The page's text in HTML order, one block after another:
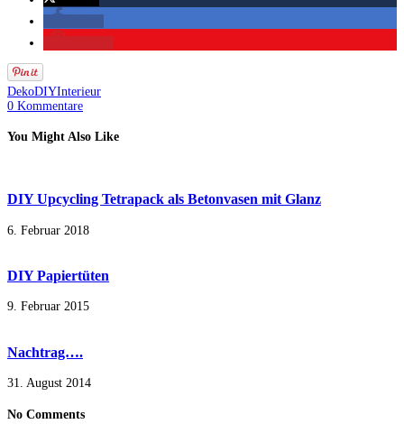
DekoDIYInterieur
0 Kommentare
You Might Also Like
DIY Upcycling Tetrapack als Betonvasen mit Glanz
6. Februar 2018
DIY Papiertüten
9. Februar 2015
Nachtrag….
31. August 2014
No Comments